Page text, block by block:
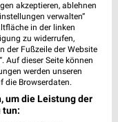
Geöffnet
akzeptieren, ablehnen
verwalten“
in der linken
zu widerrufen,
der Fußzeile der Website
Auf dieser Seite können
werden unseren
die Browserdaten.
um die Leistung der
tun: